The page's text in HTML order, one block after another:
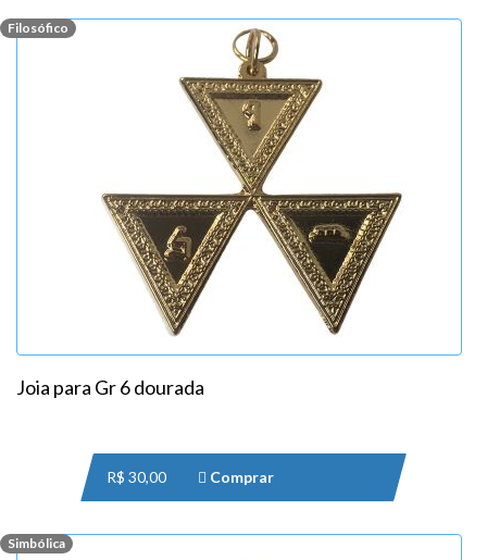
Filosófico
Joia para Gr 6 dourada
R$ 30,00 Comprar
Simbólica